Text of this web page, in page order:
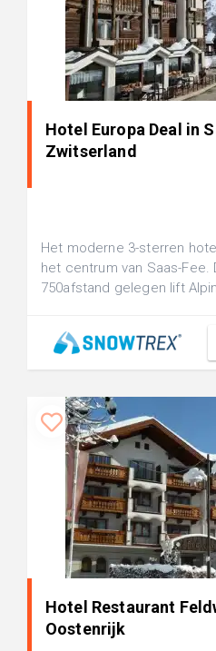
Hotel Europa Deal in
Zwitserland
Het moderne 3-sterren
het centrum van Saas-
750afstand gelegen lift
Hotel Restaurant
Oostenrijk